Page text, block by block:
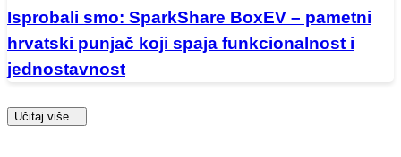
Isprobali smo: SparkShare BoxEV – pametni
hrvatski punjač koji spaja funkcionalnost i
jednostavnost
Učitaj više...